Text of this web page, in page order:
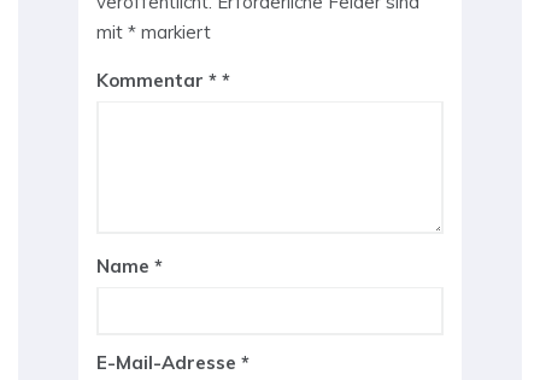
mit * markiert
Kommentar *
Name *
E-Mail-Adresse *